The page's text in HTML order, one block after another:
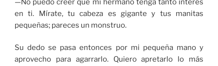
en ti. Mírate, tu cabeza es gigante y tus manitas
pequeñas; pareces un monstruo.
Su dedo se pasa entonces por mi pequeña mano y
aprovecho para agarrarlo. Quiero apretarlo lo más